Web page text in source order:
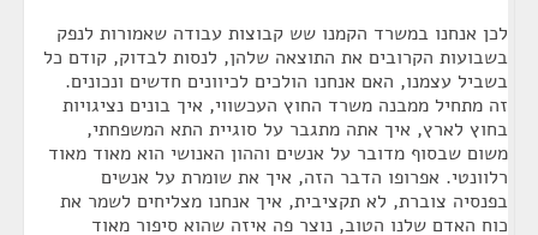
לכן אנחנו במשרד הקמנו שש קבוצות עבודה שאמורות לנפק
בשבועות הקרובים את התוצאה שלהן, לנסות לבדוק, קודם כל
בשביל עצמנו, האם אנחנו הולכים לכיוונים חדשים ונכונים.
זה מתחיל ממבנה משרד החוץ העכשווי, איך בונים נציגויות
בחוץ לארץ, איך אתה מתגבר על סוגיית התא המשפחתי,
משום שבסוף מדובר על אנשים וההון האנושי הוא מאוד מאוד
רלוונטי. אפרופו הדבר הזה, איך את שומרת על אנשים
בפנסיה צוברת, לא תקציבית, איך אנחנו מצליחים לשמר את
כוח האדם שלנו הטוב, נוצר פה איזה שהוא סיפור מאוד